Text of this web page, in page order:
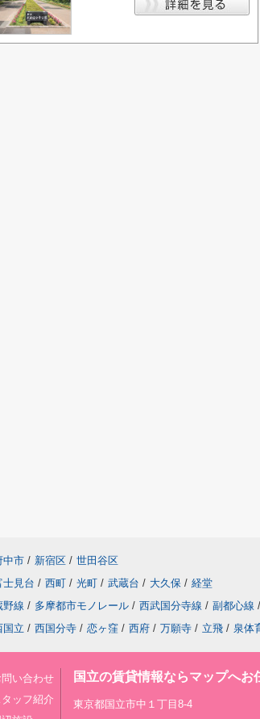
中市 / 新宿区 / 世田谷区
士見台 / 西町 / 光町 / 武蔵台 / 大久保 / 経堂
野線 / 多摩都市モノレール / 西武国分寺線 / 副都心線 /
国立 / 西国分寺 / 恋ヶ窪 / 西府 / 万願寺 / 立飛 / 泉体
問い合わせ
タッフ紹介
国立の賃貸情報ならマップへお
東京都国立市中１丁目8-4